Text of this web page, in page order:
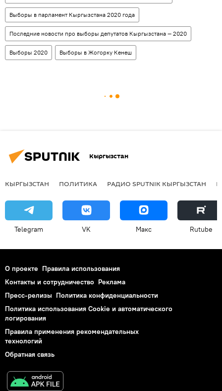
Выборы в парламент Кыргызстана 2020 года
Последние новости про выборы депутатов Кыргызстана — 2020
Выборы 2020 Выборы в Жогорку Кенеш
Кыргызстан
КЫРГЫЗСТАН ПОЛИТИКА РАДИО SPUTNIK КЫРГЫЗСТАН
Telegram VK Макс Rutube
О проекте Правила использования
Контакты и сотрудничество Реклама
Пресс-релизы Политика конфиденциальности
Политика использования Cookie и автоматического
логирования
Правила применения рекомендательных
технологий
Обратная связь